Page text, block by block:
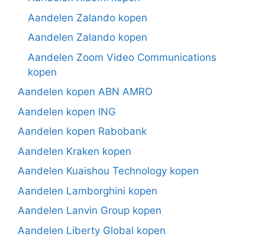
Aandelen Zalando kopen
Aandelen Zalando kopen
Aandelen Zoom Video Communications
kopen
Aandelen kopen ABN AMRO
Aandelen kopen ING
Aandelen kopen Rabobank
Aandelen Kraken kopen
Aandelen Kuaishou Technology kopen
Aandelen Lamborghini kopen
Aandelen Lanvin Group kopen
Aandelen Liberty Global kopen